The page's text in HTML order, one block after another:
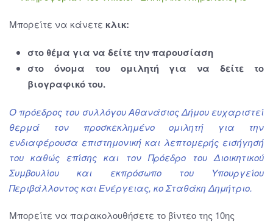
Μπορείτε να κάνετε κλικ:
στο θέμα για να δείτε την παρουσίαση
στο όνομα του ομιλητή για να δείτε το
βιογραφικό του.
Ο πρόεδρος του συλλόγου Αθανάσιος Δήμου ευχαριστεί
θερμά τον προσκεκλημένο ομιλητή για την
ενδιαφέρουσα επιστημονική και λεπτομερής εισήγησή
του καθώς επίσης και τον Πρόεδρο του Διοικητικού
Συμβουλίου και εκπρόσωπο του Υπουργείου
Περιβάλλοντος και Ενέργειας, κο Σταθάκη Δημήτριο.
Μπορείτε να παρακολουθήσετε το βίντεο της 10ης